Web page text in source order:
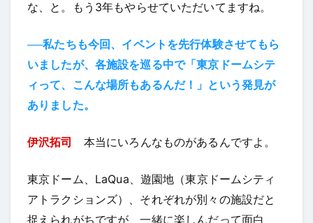
な、と。もう3年もやらせていただいてますね。
──私たちも今回、イベントを先行体験させてもら
いましたが、各施設を巡る中で「東京ドームシテ
ィって、こんな場所もあるんだ！」という発見が
ありました。
伊沢拓司 本当にいろんなものがあるんですよ。
東京ドーム、LaQua、遊園地（東京ドームシティ
アトラクションズ）、それぞれが別々の施設だと
捉えられがちですが、一緒に楽しんだって面白